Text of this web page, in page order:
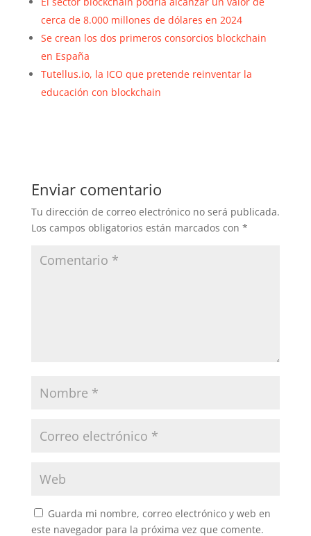
cerca de 8.000 millones de dólares en 2024
Se crean los dos primeros consorcios blockchain
en España
Tutellus.io, la ICO que pretende reinventar la
educación con blockchain
Enviar comentario
Tu dirección de correo electrónico no será publicada.
Los campos obligatorios están marcados con *
Guarda mi nombre, correo electrónico y web en
este navegador para la próxima vez que comente.